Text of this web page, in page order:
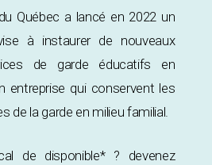
Québec a lancé en 2022 un
à instaurer de nouveaux
de garde éducatifs en
entreprise qui conservent les
de la garde en milieu familial.
de disponible* ? devenez